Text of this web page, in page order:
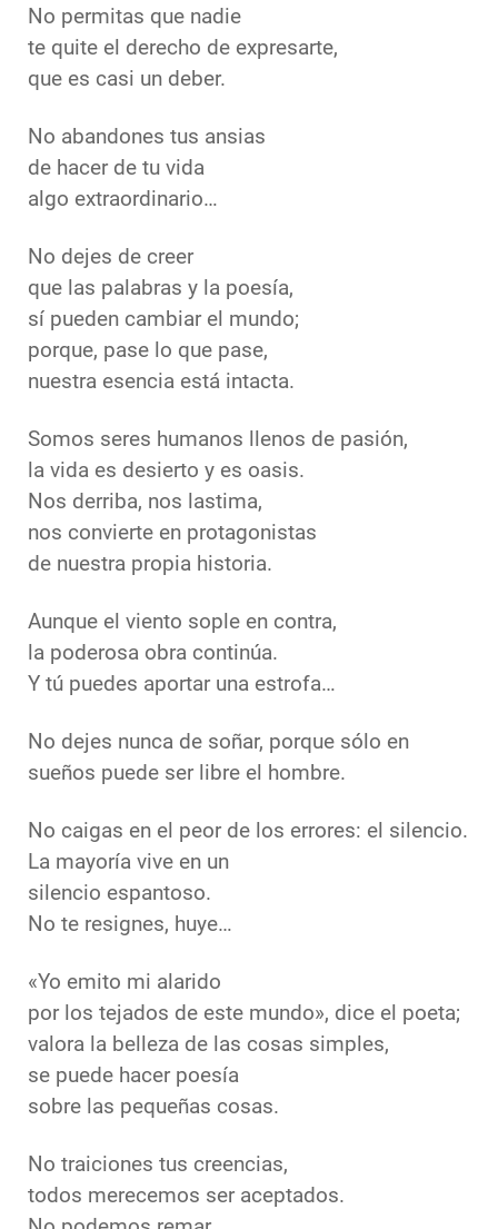
No permitas que nadie
te quite el derecho de expresarte,
que es casi un deber.
No abandones tus ansias
de hacer de tu vida
algo extraordinario…
No dejes de creer
que las palabras y la poesía,
sí pueden cambiar el mundo;
porque, pase lo que pase,
nuestra esencia está intacta.
Somos seres humanos llenos de pasión,
la vida es desierto y es oasis.
Nos derriba, nos lastima,
nos convierte en protagonistas
de nuestra propia historia.
Aunque el viento sople en contra,
la poderosa obra continúa.
Y tú puedes aportar una estrofa…
No dejes nunca de soñar, porque sólo en
sueños puede ser libre el hombre.
No caigas en el peor de los errores: el silencio.
La mayoría vive en un
silencio espantoso.
No te resignes, huye…
«Yo emito mi alarido
por los tejados de este mundo», dice el poeta;
valora la belleza de las cosas simples,
se puede hacer poesía
sobre las pequeñas cosas.
No traiciones tus creencias,
todos merecemos ser aceptados.